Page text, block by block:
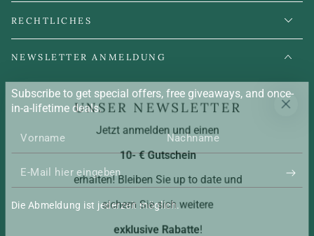
RECHTLICHES
NEWSLETTER ANMELDUNG
Subscribe to get special offers, free giveaways, and once-
in-a-lifetime deals.
E-
Mail
hier
Die Abmeldung ist jederzeit möglich.
UNSER NEWSLETTER
Jetzt anmelden und einen
10- € Gutschein
erhalten! Bleiben Sie up to date und
sichern Sie sich weitere
exklusive Rabatte!